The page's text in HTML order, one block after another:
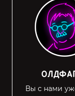
Вы с нами